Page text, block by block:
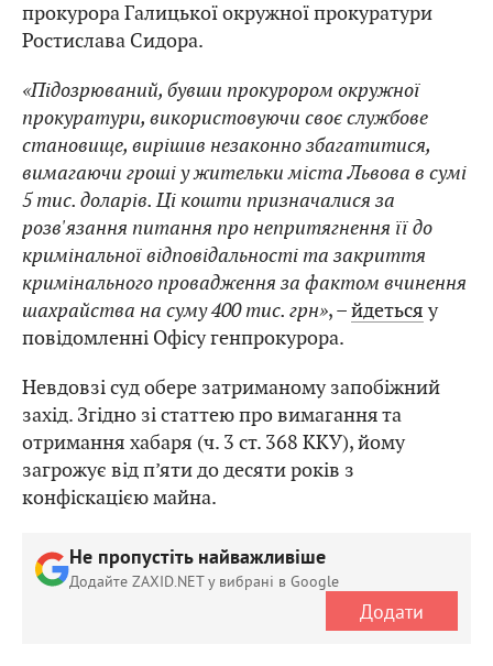
прокурора Галицької окружної прокуратури
Ростислава Сидора.
«Підозрюваний, бувши прокурором окружної
прокуратури, використовуючи своє службове
становище, вирішив незаконно збагатитися,
вимагаючи гроші у жительки міста Львова в сумі
5 тис. доларів. Ці кошти призначалися за
розв'язання питання про непритягнення її до
кримінальної відповідальності та закриття
кримінального провадження за фактом вчинення
шахрайства на суму 400 тис. грн», –йдеться у
повідомленні Офісу генпрокурора.
Невдовзі суд обере затриманому запобіжний
захід. Згідно зі статтею про вимагання та
отримання хабаря (ч. 3 ст. 368 ККУ), йому
загрожує від п’яти до десяти років з
конфіскацією майна.
Не пропустіть найважливіше
Додайте ZAXID.NET у вибрані в Google
Додати